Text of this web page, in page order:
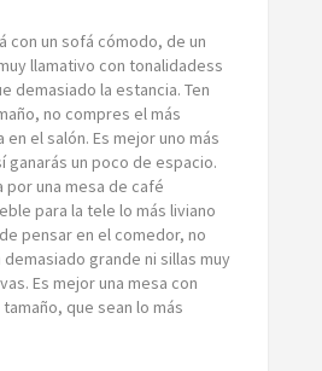
con un sofá cómodo, de un
llamativo con tonalidadess
demasiado la estancia. Ten
no compres el más
el salón. Es mejor uno más
ganarás un poco de espacio.
por una mesa de café
para la tele lo más liviano
pensar en el comedor, no
demasiado grande ni sillas muy
Es mejor una mesa con
que sean lo más